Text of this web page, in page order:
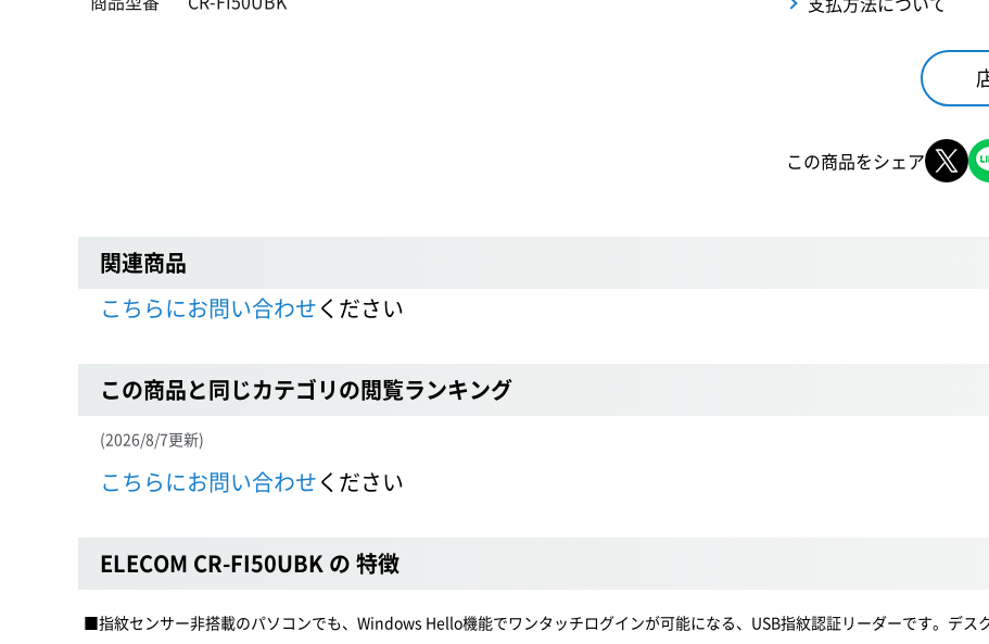
この商品をシェア
関連商品
こちらにお問い合わせください
この商品と同じカテゴリの閲覧ランキング
(2026/8/7更新)
こちらにお問い合わせください
ELECOM CR-FI50UBK の 特徴
■指紋センサー非搭載のパソコンでも、Windows Hello機能でワンタッチログインが可能になる、USB指紋認証リーダーです。デス